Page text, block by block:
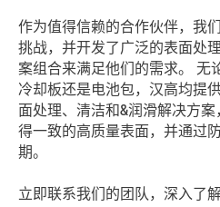
作为值得信赖的合作伙伴，我
挑战，并开发了广泛的表面处
案组合来满足他们的需求。 无
冷却板还是电池包，汉高均提
面处理、清洁和&润滑解决方
得一致的高质量表面，并通过
期。
立即联系我们的团队，深入了